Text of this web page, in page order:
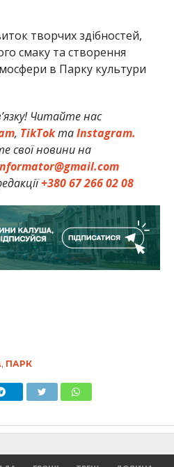
творчих здібностей,
смаку та створення
в Парку культури
Читайте нас
, TikTokтаInstagram.
свої новини на
+380 67 266 02 08
, ПАРК